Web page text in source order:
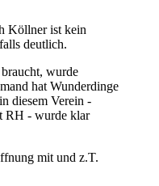
Köllner ist kein
deutlich.
wurde
hat Wunderdinge
diesem Verein -
RH - wurde klar
mit und z.T.